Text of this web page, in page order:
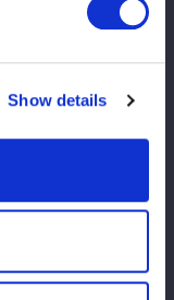
Show details